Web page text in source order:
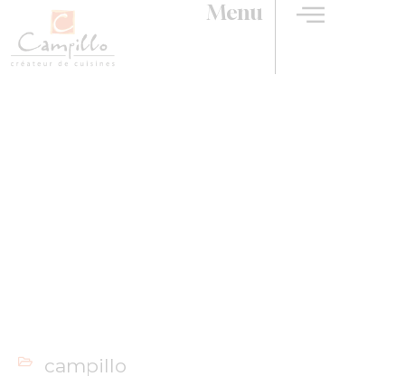
Menu
campillo